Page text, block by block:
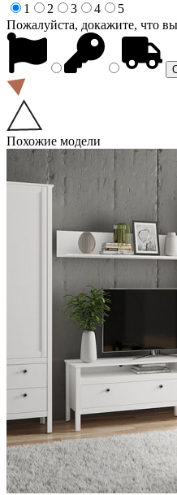
1
2 3 4
5
Пожалуйста, докажите, что
Похожие модели